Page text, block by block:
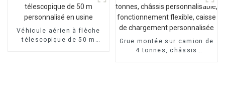
Véhicule aérien à flèche
télescopique de 50 m
Grue montée sur camion de
4 tonnes, châssis